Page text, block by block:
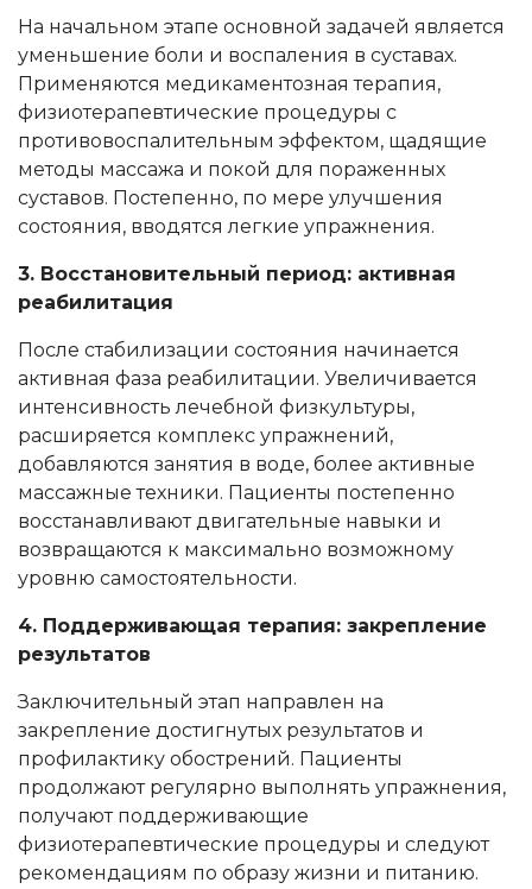
На начальном этапе основной задачей является
уменьшение боли и воспаления в суставах.
Применяются медикаментозная терапия,
физиотерапевтические процедуры с
противовоспалительным эффектом, щадящие
методы массажа и покой для пораженных
суставов. Постепенно, по мере улучшения
состояния, вводятся легкие упражнения.
3. Восстановительный период: активная
реабилитация
После стабилизации состояния начинается
активная фаза реабилитации. Увеличивается
интенсивность лечебной физкультуры,
расширяется комплекс упражнений,
добавляются занятия в воде, более активные
массажные техники. Пациенты постепенно
восстанавливают двигательные навыки и
возвращаются к максимально возможному
уровню самостоятельности.
4. Поддерживающая терапия: закрепление
результатов
Заключительный этап направлен на
закрепление достигнутых результатов и
профилактику обострений. Пациенты
продолжают регулярно выполнять упражнения,
получают поддерживающие
физиотерапевтические процедуры и следуют
рекомендациям по образу жизни и питанию.